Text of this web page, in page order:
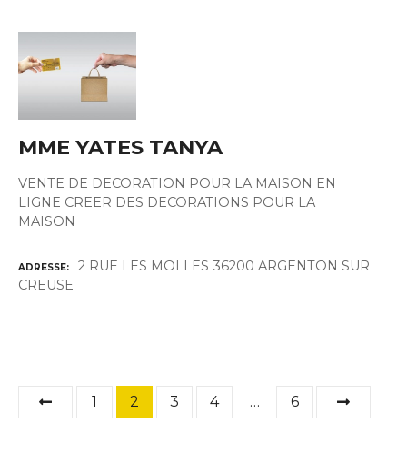
MME YATES TANYA
VENTE DE DECORATION POUR LA MAISON EN
LIGNE CREER DES DECORATIONS POUR LA
MAISON
ADRESSE
2 RUE LES MOLLES 36200 ARGENTON SUR
CREUSE
N
1 2 3 4 … 6